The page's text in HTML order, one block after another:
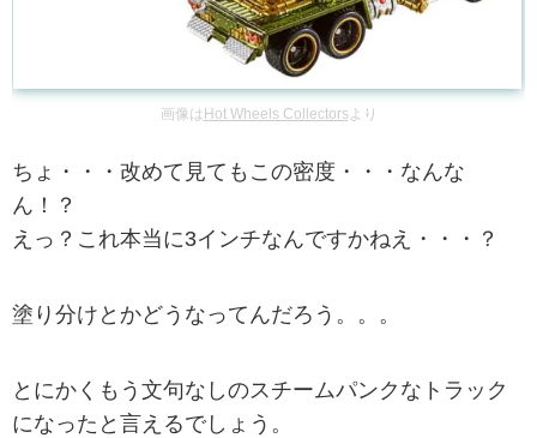
画像は Hot Wheels Collectors より
ちょ・・・改めて見てもこの密度・・・なんな
ん！？
えっ？これ本当に3インチなんですかねえ・・・？
塗り分けとかどうなってんだろう。。。
とにかくもう文句なしのスチームパンクなトラック
になったと言えるでしょう。